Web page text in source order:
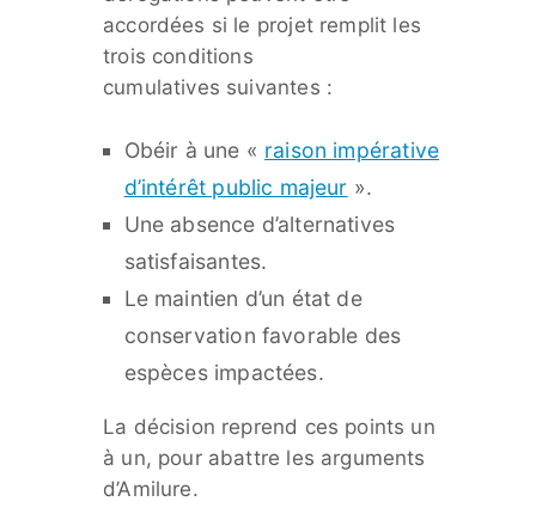
accordées si le projet remplit les
trois conditions
cumulatives suivantes :
Obéir à une « raison impérative
d’intérêt public majeur ».
Une absence d’alternatives
satisfaisantes.
Le maintien d’un état de
conservation favorable des
espèces impactées.
La décision reprend ces points un
à un, pour abattre les arguments
d’Amilure.